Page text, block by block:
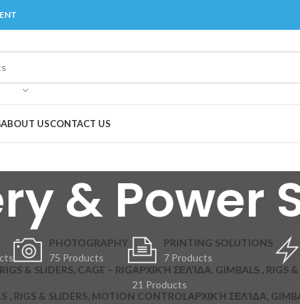
ABOUT USCONTACT US
& Power
PHOTOGRAPHY
75 Products
PRINTING SOLUTIONS
7 Products
& SLIDERS, CAGE – RIGΑΡΧΙΚΉ ΣΕΛΊΔΑ, GIMBALS , RIGS &
21 Products
RIGS & SLIDERS, MOTION CONTROL ΑΡΧΙΚΉ ΣΕΛΊΔΑ,